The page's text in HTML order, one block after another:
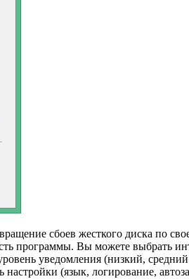
сбоев жесткого диска
программы. Вы можете выбрать
уведомления (низкий,
(язык, логирование,